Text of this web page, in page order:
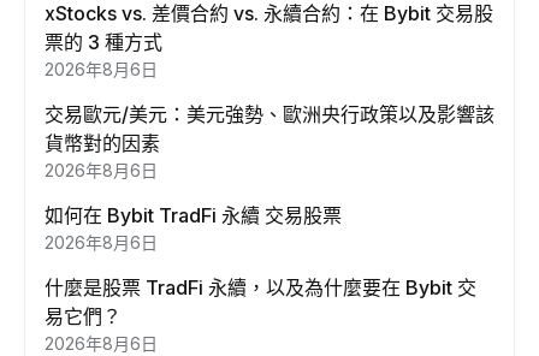
xStocks vs. 差價合約 vs. 永續合約：在 Bybit 交易股
票的 3 種方式
2026年8月6日
交易歐元/美元：美元強勢、歐洲央行政策以及影響該
貨幣對的因素
2026年8月6日
如何在 Bybit TradFi 永續 交易股票
2026年8月6日
什麼是股票 TradFi 永續，以及為什麼要在 Bybit 交
易它們？
2026年8月6日